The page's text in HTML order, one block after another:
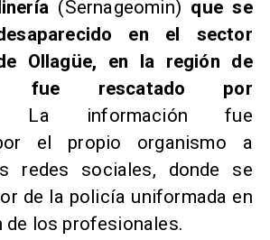
(Sernageomin) que se
en el sector
Ollagüe, en la región de
fue rescatado por
La información fue
el propio organismo a
redes sociales, donde se
de la policía uniformada en
de los profesionales.